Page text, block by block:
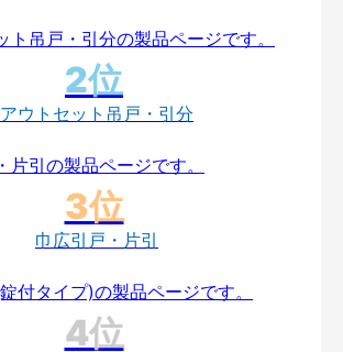
アウトセット吊戸・引分
巾広引戸・片引